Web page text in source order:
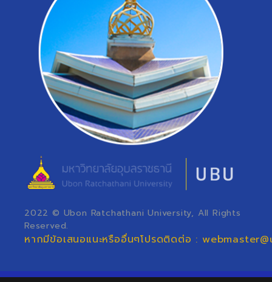
2022 © Ubon Ratchathani University, All Rights
Reserved.
หากมีข้อเสนอแนะหรืออื่นๆโปรดติดต่อ :